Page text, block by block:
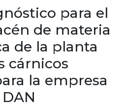
para el
de materia
de la planta
cárnicos
la empresa